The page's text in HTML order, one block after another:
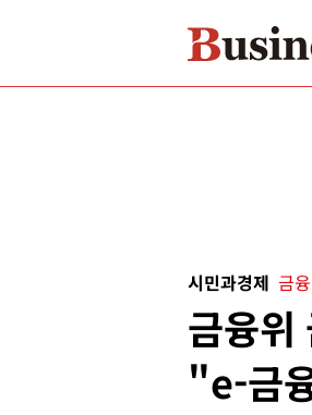
시민과경제 금
금융위
"e-금